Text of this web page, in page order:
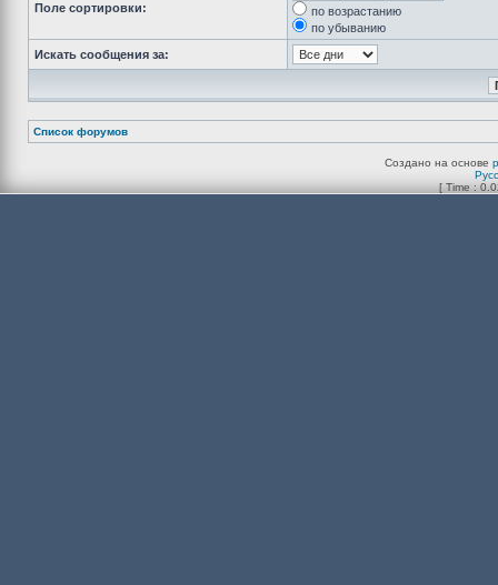
Поле сортировки:
по возрастанию
по убыванию
Искать сообщения за:
Список форумов
Создано на основе
[ Time :